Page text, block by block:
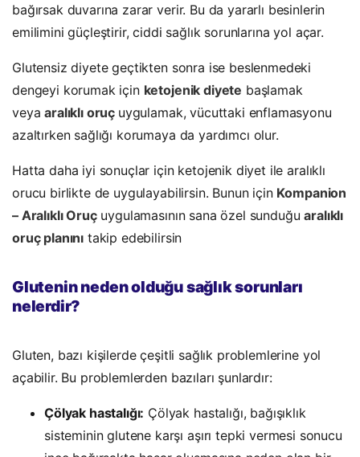
bağırsak duvarına zarar verir. Bu da yararlı besinlerin
emilimini güçleştirir, ciddi sağlık sorunlarına yol açar.
Glutensiz diyete geçtikten sonra ise beslenmedeki
dengeyi korumak için ketojenik diyete başlamak
veyaaralıklı oruç uygulamak, vücuttaki enflamasyonu
azaltırken sağlığı korumaya da yardımcı olur.
Hatta daha iyi sonuçlar için ketojenik diyet ile aralıklı
orucu birlikte de uygulayabilirsin. Bunun için Kompanion
– Aralıklı Oruçuygulamasının sana özel sunduğuaralıklı
oruç planını takip edebilirsin
Glutenin neden olduğu sağlık sorunları
nelerdir?
Gluten, bazı kişilerde çeşitli sağlık problemlerine yol
açabilir. Bu problemlerden bazıları şunlardır:
Çölyak hastalığı: Çölyak hastalığı, bağışıklık
sisteminin glutene karşı aşırı tepki vermesi sonucu